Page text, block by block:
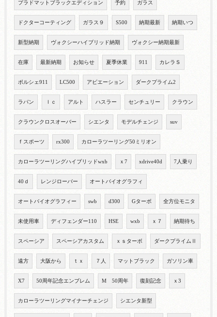
プラドマットブラックエディション 予約 ガラス
ドクターコーティング ガラス９ S500 納期最新 納期いつ
新型納期 ヴォクシーハイブリッド納期 ヴォクシー納期最新
在庫 最新納期 お知らせ 夏季休業 911 カレラＳ
ポルシェ911 LC500 アビエーション ダークプライム2
ラパン ｌｃ アルト ハスラー センチュリー クラウン
クラウンクロスオーバー シエンタ モデルチェンジ suv
ｆスポーツ rx300 カローラツーリング50ミリオン
カローラツーリングハイブリッドwxb ｘ7 xdrive40d 7人乗り
40ｄ レンジローバー オートバイオグラフィ
オートバイオグラフィー swb d300 Gターボ 全方位モニタ
未使用車 ディフェンダー110 HSE wxb ｘ７ 納期待ち
スペーシア スペーシアカスタム ｘｓターボ ダークプライムⅡ
遠方 大阪から ｔｘ ７人 マットブラック ガソリン車
X7 50周年記念エンブレム M 50周年 復刻記念 ｘ3
カローラツーリングマイナーチェンジ シエンタ新型